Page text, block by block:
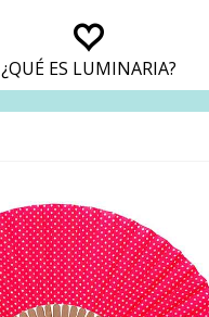
¿QUÉ ES LUMINARIA?